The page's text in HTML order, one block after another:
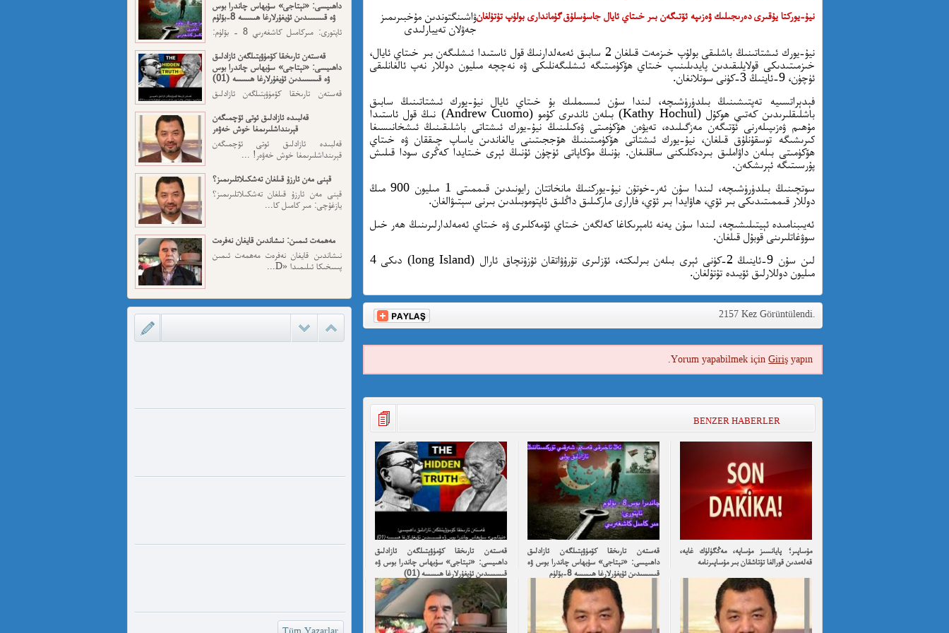
نيۇ-يوركتا يۇقىرى دەرىجىلىك ۋەزىپە ئۆتىگەن بىر خىتاي ئايال جاسۇسلۇق گۇماندارى بولۇپ تۇتۇلغانۋاشىنگتوندىن مۇخبىرىمىز
جەۋلان تەييارلىدى
نيۇ-يورك ئىشتاتىنىڭ باشلىقى بولۇپ خىزمەت قىلغان 2 سابىق ئەمەلدارنىڭ قول ئاستىدا ئىشلىگەن بىر خىتاي ئايال،
خىزمىتىدىكى قولايلىقىدىن پايدىلىنىپ خىتاي ھۆكۈمىتىگە ئىشلىگەنلىكى ۋە نەچچە مىليون دوللار نەپ ئالغانلىقى
ئۈچۈن، 9-ئاينىڭ 3-كۈنى سوتلانغان.
فېدېراتسىيە تەپتىشىنىڭ بىلدۈرۈشىچە، لىندا سۇن ئىسىملىك بۇ خىتاي ئايال نيۇ-يورك ئىشتاتىنىڭ سابىق
باشلىقلىرىدىن كەتىي ھوكۇل (Kathy Hochul) بىلەن ئاندىرى كۇمو (Andrew Cuomo) نىڭ قول ئاستىدا
مۇھىم ۋەزىپىلەرنى ئۆتىگەن مەزگىلىدە، تەيۋەن ھۆكۈمىتى ۋەكىلىنىڭ نيۇ-يورك ئىشتاتى باشلىقىنىڭ ئىشخانىسىغا
كىرىشىگە توسقۇنلۇق قىلغان، نيۇ-يورك ئىشتاتى ھۆكۈمىتىنىڭ ھۆججىتىنى يالغاندىن ياساپ چىققان ۋە خىتاي
ھۆكۈمىتى بىلەن داۋاملىق بىردەكلىكنى ساقلىغان. بۇنىڭ مۇكاپاتى ئۈچۈن ئۇنىڭ ئېرى خىتايدا كەڭرى سودا قىلىش
پۇرسىتىگە ئېرىشكەن.
سوتچىنىڭ بىلدۈرۈشىچە، لىندا سۇن ئەر-خوتۇن نيۇ-يوركنىڭ مانخاتتان رايونىدىن قىممىتى 1 مىليون 900 مىڭ
دوللار قىممىتىدىكى بىر ئۆي، ھاۋايدا بىر ئۆي، فارارى ماركىلىق داڭلىق ئاپتوموبىلدىن بىرنى سېتىۋالغان.
ئەيىبنامىدە ئېيتىلىشىچە، لىندا سۇن يەنە ئامېرىكاغا كەلگەن خىتاي ئۆمەكلىرى ۋە خىتاي ئەمەلدارلىرىنىڭ ھەر خىل
سوۋغاتلىرىنى قوبۇل قىلغان.
لىن سۇن 9-ئاينىڭ 2-كۈنى ئېرى بىلەن بىرلىكتە، ئۆزلىرى تۇرۇۋاتقان ئۇزۇنچاق ئارال (long Island) دىكى 4
مىليون دوللارلىق ئۆيىدە تۇتۇلغان.
2157 Kez Görüntülendi.
Yorum yapabilmek içinGiriş yapın.
BENZER HABERLER
مۇساپىر؛ پايانسىز مۇساپە، مەڭگۈلۈك غايە،
قەلەمدىن قورالغا تۇتاشقان بىر مۇساپىرنامە
قەستەن تارىخقا كۆمۈۋېتىلگەن ئازادلىق
داھىيسى: «نېتاجى» سۇبھاس چاندرا بوس ۋە
قىسسىدىن ئۇيغۇرلارغا ھىسسە 8-بۆلۈم
قەستەن تارىخقا كۆمۈۋېتىلگەن ئازادلىق
داھىيسى: «نېتاجى» سۇبھاس چاندرا بوس ۋە
قىسسىدىن ئۇيغۇرلارغا ھىسسە (01)
داھىيسى: «نېتاجى» سۇبھاس چاندرا بوس
ۋە قىسسىدىن ئۇيغۇرلارغا ھىسسە 8-بۆلۈم
ئاپتورى: مىركامىل كاشغەرىي 8 - بۆلۈم:
قەستەن تارىخقا كۆمۈۋېتىلگەن ئازادلىق
داھىيسى: «نېتاجى» سۇبھاس چاندرا بوس
ۋە قىسسىدىن ئۇيغۇرلارغا ھىسسە (01)
قەستەن تارىخقا كۆمۈۋېتىلگەن ئازادلىق
قەلبىدە ئازادلىق ئوتى ئۆچمىگەن
قېرىنداشلىرىمغا خوش خەۋەر
قەلبىدە ئازادلىق ئوتى ئۆچمىگەن
قېرىنداشلىرىمغا خوش خەۋەر! ...
قېنى مەن ئارزۇ قىلغان تەشكىلاتلىرىمىز؟
قېنى مەن ئارزۇ قىلغان تەشكىلاتلىرىمىز؟
يازغۇچى: مىر كامىل كا...
مەھمەت ئىمىن: نىشاندىن قايغان نەفرەت
نىشاندىن قايغان نەفرەت مەھمەت ئىمىن
پىسخىكا ئىلىمىدا «D...
مەمەت ئىمىن : ئادالەتسىزلىك ئازابى
كىشىلەرنى ئادالەتلىك قىلامدۇ؟
ئادالەتسىزلىك ئازابى كىشىلەرنى ئادالەتلىك
قىلامدۇ؟ مەمەت ئ...